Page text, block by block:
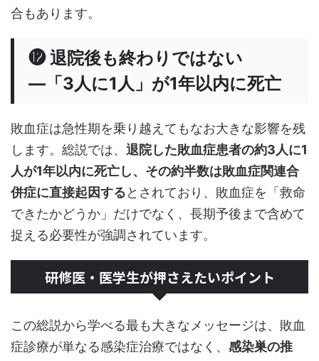
合もあります。
⓬ 退院後も終わりではない
―「3人に1人」が1年以内に死亡
敗血症は急性期を乗り越えてもなお大きな影響を残
します。総説では、 退院した敗血症患者の約3人に1
人が1年以内に死亡し、その約半数は敗血症関連合
併症に直接起因するとされており、敗血症を「救命
できたかどうか」だけでなく、長期予後まで含めて
捉える必要性が強調されています。
研修医・医学生が押さえたいポイント
この総説から学べる最も大きなメッセージは、敗血
症診療が単なる感染症治療ではなく、 感染巣の推